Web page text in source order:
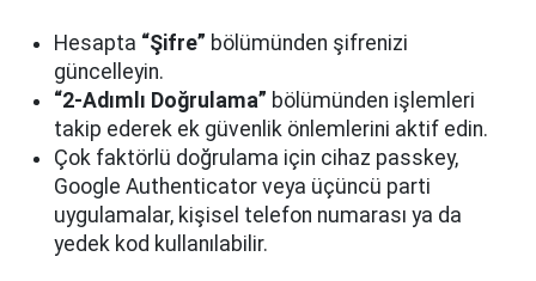
Hesapta “Şifre” bölümünden şifrenizi
güncelleyin.
“2-Adımlı Doğrulama” bölümünden işlemleri
takip ederek ek güvenlik önlemlerini aktif edin.
Çok faktörlü doğrulama için cihaz passkey,
Google Authenticator veya üçüncü parti
uygulamalar, kişisel telefon numarası ya da
yedek kod kullanılabilir.